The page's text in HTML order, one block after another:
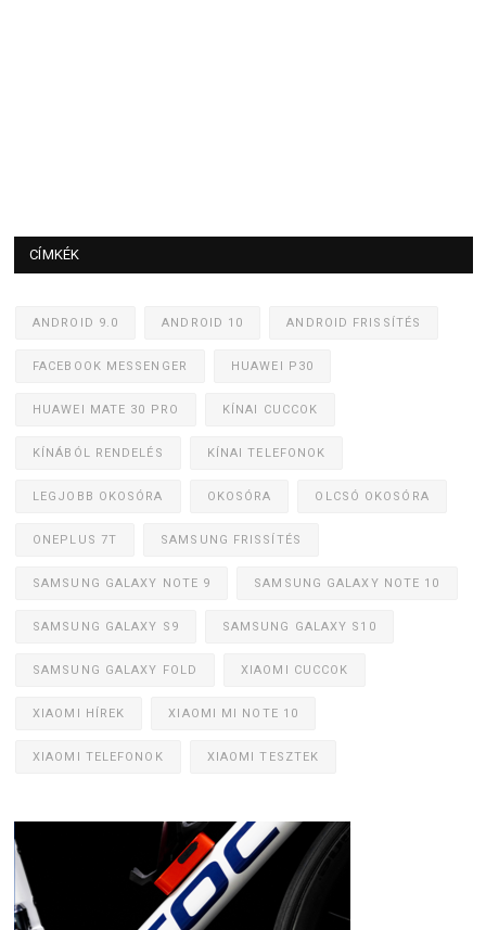
CÍMKÉK
ANDROID 9.0 ANDROID 10 ANDROID FRISSÍTÉS
FACEBOOK MESSENGER HUAWEI P30
HUAWEI MATE 30 PRO KÍNAI CUCCOK
KÍNÁBÓL RENDELÉS KÍNAI TELEFONOK
LEGJOBB OKOSÓRA OKOSÓRA OLCSÓ OKOSÓRA
ONEPLUS 7T SAMSUNG FRISSÍTÉS
SAMSUNG GALAXY NOTE 9 SAMSUNG GALAXY NOTE 10
SAMSUNG GALAXY S9 SAMSUNG GALAXY S10
SAMSUNG GALAXY FOLD XIAOMI CUCCOK
XIAOMI HÍREK XIAOMI MI NOTE 10
XIAOMI TELEFONOK XIAOMI TESZTEK